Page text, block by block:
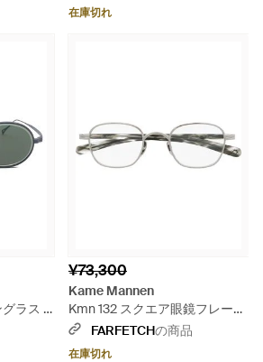
在庫切れ
ラス -
¥73,300
Kame Mannen
Kmn 132 スクエア眼鏡フレーム
- メタリック
FARFETCHの商品
在庫切れ